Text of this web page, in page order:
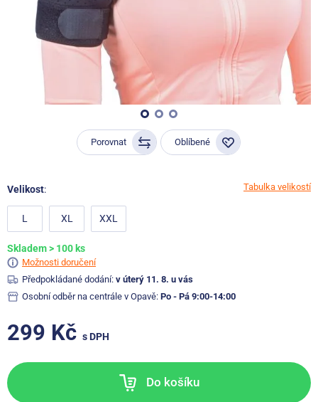
Tabulka velikostí
Velikost:
L XL XXL
Skladem > 100 ks
Možnosti doručení
Předpokládané dodání: v úterý 11. 8. u vás
Osobní odběr na centrále v Opavě: Po - Pá 9:00-14:00
299 Kč s DPH
Do košíku
Porovnat Oblíbené